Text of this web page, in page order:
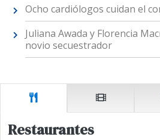
Ocho cardiólogos cuidan el
Juliana Awada y Florencia
novio secuestrador
Restaurantes